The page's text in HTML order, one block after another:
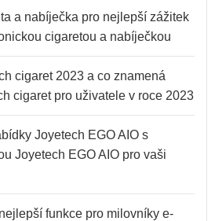
a nabíječka pro nejlepší zážitek
cigaretou a nabíječkou
cigaret 2023 a co znamená
cigaret pro uživatele v roce 2023
Joyetech EGO AIO s
Joyetech EGO AIO pro vaši
funkce pro milovníky e-